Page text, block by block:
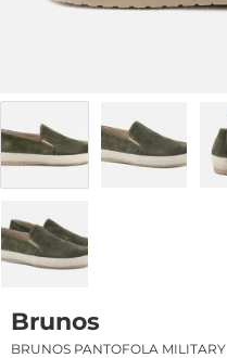
Brunos
BRUNOS PANTOFOLA MILITARY